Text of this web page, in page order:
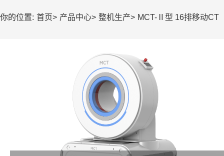
你的位置: 首页> 产品中心> 整机生产> MCT-Ⅱ型 16排移动CT